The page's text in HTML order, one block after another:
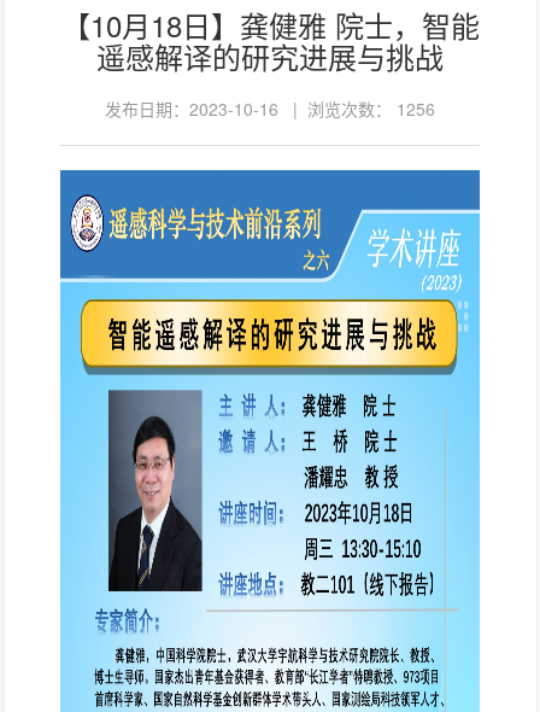
【10月18日】龚健雅 院士，智能
遥感解译的研究进展与挑战
发布日期：2023-10-16 | 浏览次数： 1256